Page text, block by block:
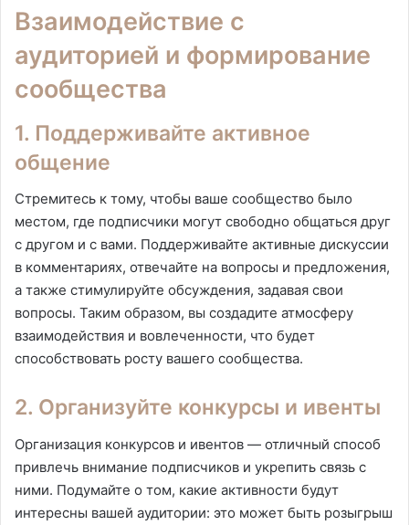
Взаимодействие с
аудиторией и формирование
сообщества
1. Поддерживайте активное
общение
Стремитесь к тому, чтобы ваше сообщество было
местом, где подписчики могут свободно общаться друг
с другом и с вами. Поддерживайте активные дискуссии
в комментариях, отвечайте на вопросы и предложения,
а также стимулируйте обсуждения, задавая свои
вопросы. Таким образом, вы создадите атмосферу
взаимодействия и вовлеченности, что будет
способствовать росту вашего сообщества.
2. Организуйте конкурсы и ивенты
Организация конкурсов и ивентов — отличный способ
привлечь внимание подписчиков и укрепить связь с
ними. Подумайте о том, какие активности будут
интересны вашей аудитории: это может быть розыгрыш